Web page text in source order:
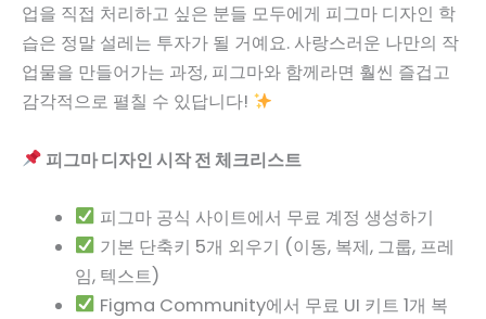
업을 직접 처리하고 싶은 분들 모두에게 피그마 디자인 학
습은 정말 설레는 투자가 될 거예요. 사랑스러운 나만의 작
업물을 만들어가는 과정, 피그마와 함께라면 훨씬 즐겁고
감각적으로 펼칠 수 있답니다!
피그마 디자인 시작 전 체크리스트
피그마 공식 사이트에서 무료 계정 생성하기
기본 단축키 5개 외우기 (이동, 복제, 그룹, 프레
임, 텍스트)
Figma Community에서 무료 UI 키트 1개 복